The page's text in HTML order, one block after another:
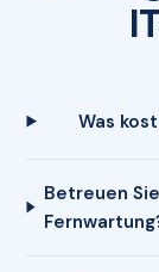
Was
Betreuen